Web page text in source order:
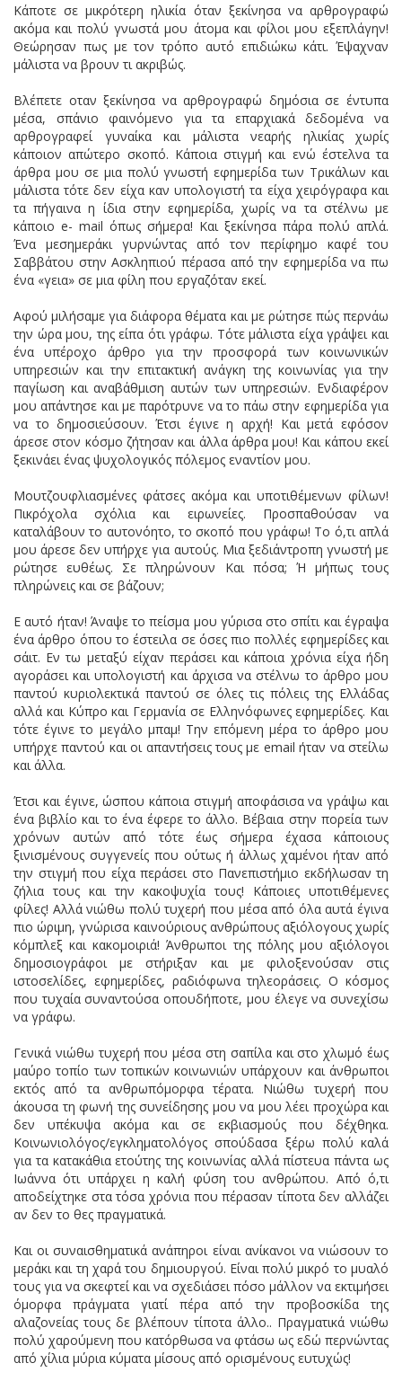
Κάποτε σε μικρότερη ηλικία όταν ξεκίνησα να αρθρογραφώ
ακόμα και πολύ γνωστά μου άτομα και φίλοι μου εξεπλάγην!
Θεώρησαν πως με τον τρόπο αυτό επιδιώκω κάτι. Έψαχναν
μάλιστα να βρουν τι ακριβώς.
Βλέπετε οταν ξεκίνησα να αρθρογραφώ δημόσια σε έντυπα
μέσα, σπάνιο φαινόμενο για τα επαρχιακά δεδομένα να
αρθρογραφεί γυναίκα και μάλιστα νεαρής ηλικίας χωρίς
κάποιον απώτερο σκοπό. Κάποια στιγμή και ενώ έστελνα τα
άρθρα μου σε μια πολύ γνωστή εφημερίδα των Τρικάλων και
μάλιστα τότε δεν είχα καν υπολογιστή τα είχα χειρόγραφα και
τα πήγαινα η ίδια στην εφημερίδα, χωρίς να τα στέλνω με
κάποιο e- mail όπως σήμερα! Και ξεκίνησα πάρα πολύ απλά.
Ένα μεσημεράκι γυρνώντας από τον περίφημο καφέ του
Σαββάτου στην Ασκληπιού πέρασα από την εφημερίδα να πω
ένα «γεια» σε μια φίλη που εργαζόταν εκεί.
Αφού μιλήσαμε για διάφορα θέματα και με ρώτησε πώς περνάω
την ώρα μου, της είπα ότι γράφω. Τότε μάλιστα είχα γράψει και
ένα υπέροχο άρθρο για την προσφορά των κοινωνικών
υπηρεσιών και την επιτακτική ανάγκη της κοινωνίας για την
παγίωση και αναβάθμιση αυτών των υπηρεσιών. Ενδιαφέρον
μου απάντησε και με παρότρυνε να το πάω στην εφημερίδα για
να το δημοσιεύσουν. Έτσι έγινε η αρχή! Και μετά εφόσον
άρεσε στον κόσμο ζήτησαν και άλλα άρθρα μου! Και κάπου εκεί
ξεκινάει ένας ψυχολογικός πόλεμος εναντίον μου.
Μουτζουφλιασμένες φάτσες ακόμα και υποτιθέμενων φίλων!
Πικρόχολα σχόλια και ειρωνείες. Προσπαθούσαν να
καταλάβουν το αυτονόητο, το σκοπό που γράφω! Το ό,τι απλά
μου άρεσε δεν υπήρχε για αυτούς. Μια ξεδιάντροπη γνωστή με
ρώτησε ευθέως. Σε πληρώνουν Και πόσα; Ή μήπως τους
πληρώνεις και σε βάζουν;
Ε αυτό ήταν! Άναψε το πείσμα μου γύρισα στο σπίτι και έγραψα
ένα άρθρο όπου το έστειλα σε όσες πιο πολλές εφημερίδες και
σάιτ. Εν τω μεταξύ είχαν περάσει και κάποια χρόνια είχα ήδη
αγοράσει και υπολογιστή και άρχισα να στέλνω το άρθρο μου
παντού κυριολεκτικά παντού σε όλες τις πόλεις της Ελλάδας
αλλά και Κύπρο και Γερμανία σε Ελληνόφωνες εφημερίδες. Και
τότε έγινε το μεγάλο μπαμ! Την επόμενη μέρα το άρθρο μου
υπήρχε παντού και οι απαντήσεις τους με email ήταν να στείλω
και άλλα.
Έτσι και έγινε, ώσπου κάποια στιγμή αποφάσισα να γράψω και
ένα βιβλίο και το ένα έφερε το άλλο. Βέβαια στην πορεία των
χρόνων αυτών από τότε έως σήμερα έχασα κάποιους
ξινισμένους συγγενείς που ούτως ή άλλως χαμένοι ήταν από
την στιγμή που είχα περάσει στο Πανεπιστήμιο εκδήλωσαν τη
ζήλια τους και την κακοψυχία τους! Κάποιες υποτιθέμενες
φίλες! Αλλά νιώθω πολύ τυχερή που μέσα από όλα αυτά έγινα
πιο ώριμη, γνώρισα καινούριους ανθρώπους αξιόλογους χωρίς
κόμπλεξ και κακομοιριά! Άνθρωποι της πόλης μου αξιόλογοι
δημοσιογράφοι με στήριξαν και με φιλοξενούσαν στις
ιστοσελίδες, εφημερίδες, ραδιόφωνα τηλεοράσεις. Ο κόσμος
που τυχαία συναντούσα οπουδήποτε, μου έλεγε να συνεχίσω
να γράφω.
Γενικά νιώθω τυχερή που μέσα στη σαπίλα και στο χλωμό έως
μαύρο τοπίο των τοπικών κοινωνιών υπάρχουν και άνθρωποι
εκτός από τα ανθρωπόμορφα τέρατα. Νιώθω τυχερή που
άκουσα τη φωνή της συνείδησης μου να μου λέει προχώρα και
δεν υπέκυψα ακόμα και σε εκβιασμούς που δέχθηκα.
Κοινωνιολόγος/εγκληματολόγος σπούδασα ξέρω πολύ καλά
για τα κατακάθια ετούτης της κοινωνίας αλλά πίστευα πάντα ως
Ιωάννα ότι υπάρχει η καλή φύση του ανθρώπου. Από ό,τι
αποδείχτηκε στα τόσα χρόνια που πέρασαν τίποτα δεν αλλάζει
αν δεν το θες πραγματικά.
Και οι συναισθηματικά ανάπηροι είναι ανίκανοι να νιώσουν το
μεράκι και τη χαρά του δημιουργού. Είναι πολύ μικρό το μυαλό
τους για να σκεφτεί και να σχεδιάσει πόσο μάλλον να εκτιμήσει
όμορφα πράγματα γιατί πέρα από την προβοσκίδα της
αλαζονείας τους δε βλέπουν τίποτα άλλο.. Πραγματικά νιώθω
πολύ χαρούμενη που κατόρθωσα να φτάσω ως εδώ περνώντας
από χίλια μύρια κύματα μίσους από ορισμένους ευτυχώς!